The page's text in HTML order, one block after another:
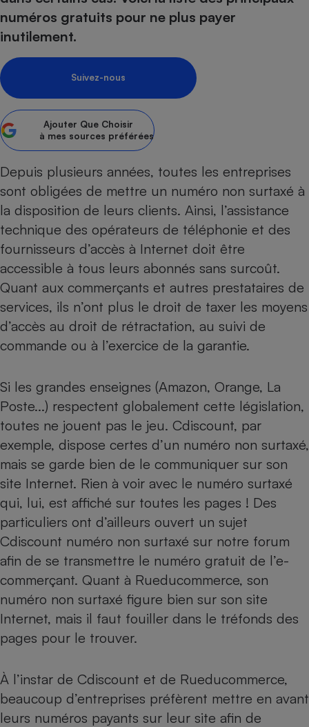
numéros gratuits pour ne plus payer
inutilement.
Suivez-nous
Ajouter Que Choisir
à mes sources préférées
Depuis plusieurs années, toutes les entreprises
sont obligées de mettre un numéro non surtaxé à
la disposition de leurs clients. Ainsi, l’assistance
technique des opérateurs de téléphonie et des
fournisseurs d’accès à Internet doit être
accessible à tous leurs abonnés sans surcoût.
Quant aux commerçants et autres prestataires de
services, ils n’ont plus le droit de taxer les moyens
d’accès au droit de rétractation, au suivi de
commande ou à l’exercice de la garantie.
Si les grandes enseignes (Amazon, Orange, La
Poste...) respectent globalement cette législation,
toutes ne jouent pas le jeu. Cdiscount, par
exemple, dispose certes d’un numéro non surtaxé,
mais se garde bien de le communiquer sur son
site Internet. Rien à voir avec le numéro surtaxé
qui, lui, est affiché sur toutes les pages ! Des
particuliers ont d’ailleurs ouvert un sujet
Cdiscount numéro non surtaxé sur notre forum
afin de se transmettre le numéro gratuit de l’e-
commerçant. Quant à Rueducommerce, son
numéro non surtaxé figure bien sur son site
Internet, mais il faut fouiller dans le tréfonds des
pages pour le trouver.
À l’instar de Cdiscount et de Rueducommerce,
beaucoup d’entreprises préfèrent mettre en avant
leurs numéros payants sur leur site afin de
Assurance emprunteur
Petit électroménager -
Plaque de cuisson à
induction
Climatiseur -
Ventilateur
Téléviseur
Téléphone mobile -
Smartphone
Antivirus
Radiateur électrique
Climatiseur -
Ventilateur
Antimoustique